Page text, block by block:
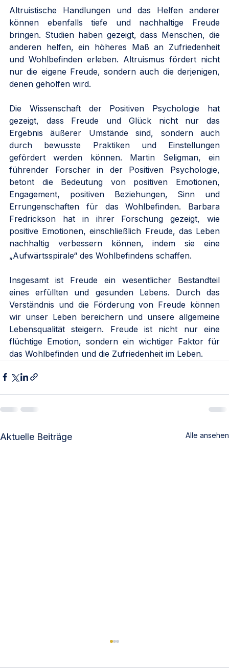
Altruistische Handlungen und das Helfen anderer
können ebenfalls tiefe und nachhaltige Freude
bringen. Studien haben gezeigt, dass Menschen, die
anderen helfen, ein höheres Maß an Zufriedenheit
und Wohlbefinden erleben. Altruismus fördert nicht
nur die eigene Freude, sondern auch die derjenigen,
denen geholfen wird.
Die Wissenschaft der Positiven Psychologie hat
gezeigt, dass Freude und Glück nicht nur das
Ergebnis äußerer Umstände sind, sondern auch
durch bewusste Praktiken und Einstellungen
gefördert werden können. Martin Seligman, ein
führender Forscher in der Positiven Psychologie,
betont die Bedeutung von positiven Emotionen,
Engagement, positiven Beziehungen, Sinn und
Errungenschaften für das Wohlbefinden. Barbara
Fredrickson hat in ihrer Forschung gezeigt, wie
positive Emotionen, einschließlich Freude, das Leben
nachhaltig verbessern können, indem sie eine
„Aufwärtsspirale“ des Wohlbefindens schaffen.
Insgesamt ist Freude ein wesentlicher Bestandteil
eines erfüllten und gesunden Lebens. Durch das
Verständnis und die Förderung von Freude können
wir unser Leben bereichern und unsere allgemeine
Lebensqualität steigern. Freude ist nicht nur eine
flüchtige Emotion, sondern ein wichtiger Faktor für
das Wohlbefinden und die Zufriedenheit im Leben.
Aktuelle Beiträge Alle ansehen